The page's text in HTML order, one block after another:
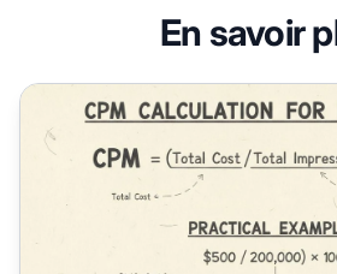
En savoir
Comment calculer le Coût Pour